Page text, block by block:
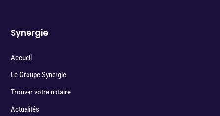
Synergie
Accueil
Le Groupe Synergie
Trouver votre notaire
Actualités